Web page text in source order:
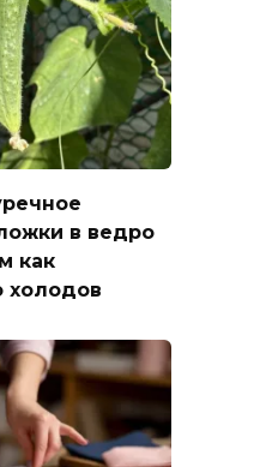
в ведро
как